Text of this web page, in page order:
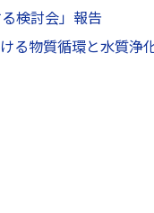
検討会」報告
る物質循環と水質浄